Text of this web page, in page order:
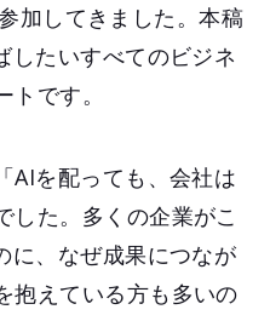
加してきました。本稿
したいすべてのビジネ
です。
AIを配っても、会社は
した。多くの企業がこ
に、なぜ成果につなが
抱えている方も多いの